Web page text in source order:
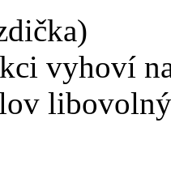
vyhoví